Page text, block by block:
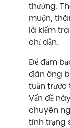
thường.
muộn,
là kiểm
chỉ dẫn.
Để đảm
đàn ông
tuần
Vấn đề
chuyên
tình trạng